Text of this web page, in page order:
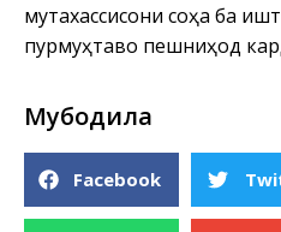
мутахассисони соҳа ба
пурмуҳтаво пешниҳод
Мубодила
Facebook